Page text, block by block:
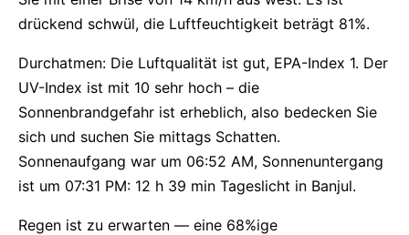
drückend schwül, die Luftfeuchtigkeit beträgt 81%.
Durchatmen: Die Luftqualität ist gut, EPA-Index 1. Der
UV-Index ist mit 10 sehr hoch – die
Sonnenbrandgefahr ist erheblich, also bedecken Sie
sich und suchen Sie mittags Schatten.
Sonnenaufgang war um 06:52 AM, Sonnenuntergang
ist um 07:31 PM: 12 h 39 min Tageslicht in Banjul.
Regen ist zu erwarten — eine 68%ige